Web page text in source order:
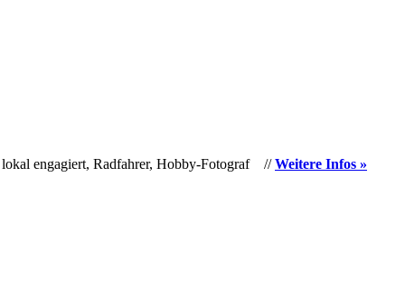
lokal engagiert, Radfahrer, Hobby-Fotograf //Weitere Infos »